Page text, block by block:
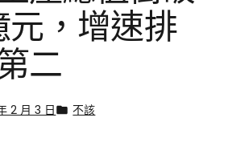
，增速排
二
2 月 3 日 不該